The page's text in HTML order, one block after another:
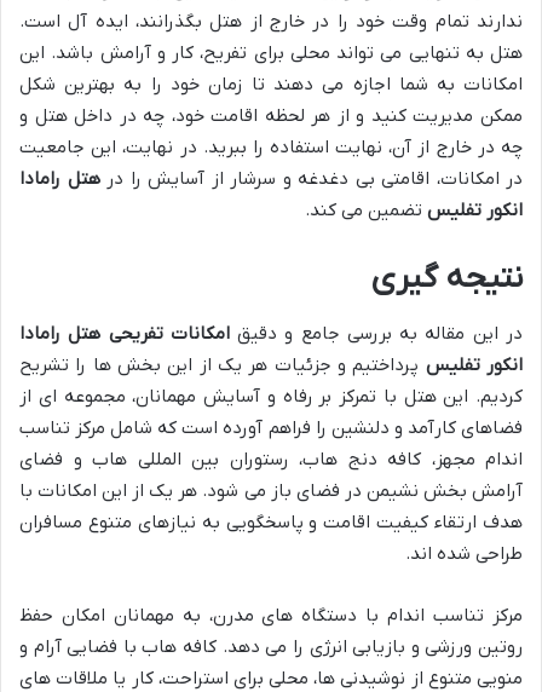
ندارند تمام وقت خود را در خارج از هتل بگذرانند، ایده آل است.
هتل به تنهایی می تواند محلی برای تفریح، کار و آرامش باشد. این
امکانات به شما اجازه می دهند تا زمان خود را به بهترین شکل
ممکن مدیریت کنید و از هر لحظه اقامت خود، چه در داخل هتل و
چه در خارج از آن، نهایت استفاده را ببرید. در نهایت، این جامعیت
در امکانات، اقامتی بی دغدغه و سرشار از آسایش را درهتل رامادا
انکور تفلیس تضمین می کند.
نتیجه گیری
در این مقاله به بررسی جامع و دقیقامکانات تفریحی هتل رامادا
انکور تفلیس پرداختیم و جزئیات هر یک از این بخش ها را تشریح
کردیم. این هتل با تمرکز بر رفاه و آسایش مهمانان، مجموعه ای از
فضاهای کارآمد و دلنشین را فراهم آورده است که شامل مرکز تناسب
اندام مجهز، کافه دنج هاب، رستوران بین المللی هاب و فضای
آرامش بخش نشیمن در فضای باز می شود. هر یک از این امکانات با
هدف ارتقاء کیفیت اقامت و پاسخگویی به نیازهای متنوع مسافران
طراحی شده اند.
مرکز تناسب اندام با دستگاه های مدرن، به مهمانان امکان حفظ
روتین ورزشی و بازیابی انرژی را می دهد. کافه هاب با فضایی آرام و
منویی متنوع از نوشیدنی ها، محلی برای استراحت، کار یا ملاقات های